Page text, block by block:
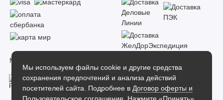
Мы используем файлы cookie и другие средства
сохранения предпочтений и анализа действий
посетителей сайта. Подробнее в Договор оферты и
Мы в соцсетях: